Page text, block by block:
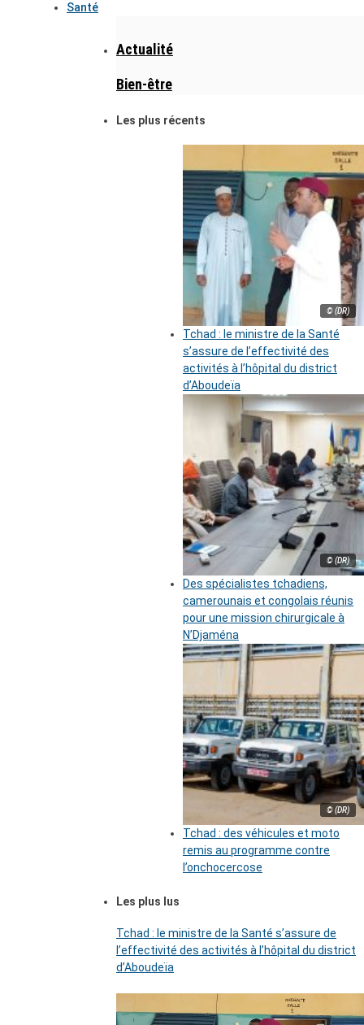
Santé
Actualité
Bien-être
Les plus récents
© (DR)
Tchad : le ministre de la Santé
s’assure de l’effectivité des
activités à l’hôpital du district
d’Aboudeïa
© (DR)
Des spécialistes tchadiens,
camerounais et congolais réunis
pour une mission chirurgicale à
N’Djaména
© (DR)
Tchad : des véhicules et moto
remis au programme contre
l’onchocercose
Les plus lus
Tchad : le ministre de la Santé s’assure de
l’effectivité des activités à l’hôpital du district
d’Aboudeïa